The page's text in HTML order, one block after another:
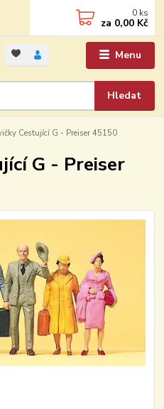
Menu
Hledat
0 ks
za 0,00 Kč
Cestující G - Preiser 45150
G - Preiser